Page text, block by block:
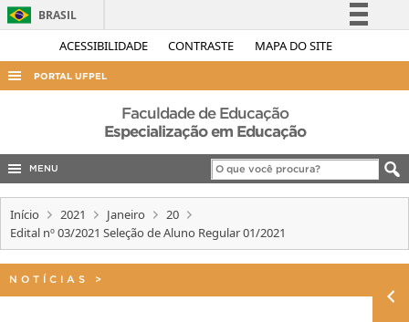
ACESSIBILIDADE CONTRASTE MAPA DO SITE
BRASIL
Simplifique!
Acesso à informação
Legislação
Canais
PORTAL UFPEL
ACESSO À INFORMAÇÃO
COBALTO
CONCURSOS
EDITAIS
INTERNACIONAL
Faculdade de Educação
Especialização em Educação
MENU
Início 2021 Janeiro
20
Edital nº 03/2021 Seleção de Aluno Regular 01/2021
NOTÍCIAS >